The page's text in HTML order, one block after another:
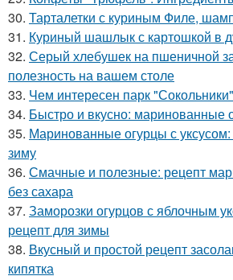
30. Тарталетки с куриным Филе,
31. Куриный шашлык с картошкой в
32. Серый хлебушек на пшеничной
полезность на вашем столе
33. Чем интересен парк
34. Быстро и вкусно: маринованные
35. Маринованные огурцы с
зиму
36. Смачные и полезные: рецепт
без сахара
37. Заморозки огурцов с яблочным
рецепт для зимы
38. Вкусный и простой рецепт
кипятка